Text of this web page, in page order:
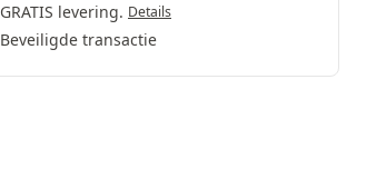
GRATIS levering. Details
Beveiligde transactie